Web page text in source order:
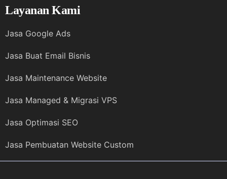
Layanan Kami
Jasa Google Ads
Jasa Buat Email Bisnis
Jasa Maintenance Website
Jasa Managed & Migrasi VPS
Jasa Optimasi SEO
Jasa Pembuatan Website Custom